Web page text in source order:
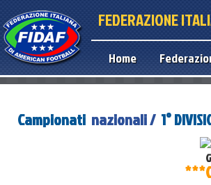
FEDERAZIONE
Home
Campionati nazionali / 1°